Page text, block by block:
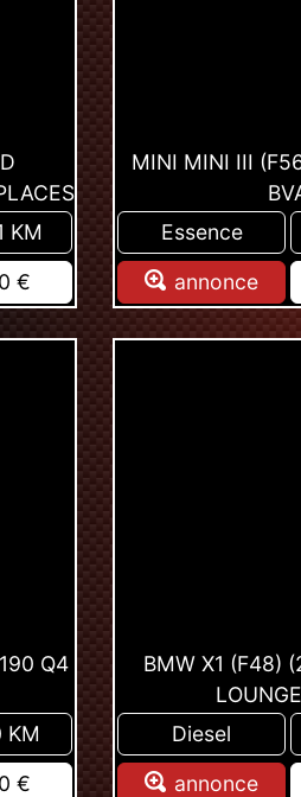
KM
€
MINI MINI III
Essence
annonce
Q4
KM
€
BMW X1 (F48)
Diesel
annonce